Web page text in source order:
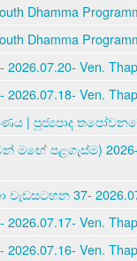
Dhamma
Dhamma
Ven.
Ven.
| පුජ්‍යපාද
මඟේ පළගැස්ම)
37-
Ven.
Ven.